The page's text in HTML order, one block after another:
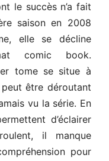
le succès n’a fait
saison en 2008
elle se décline
comic book.
tome se situe à
être déroutant
vu la série. En
d’éclairer
il manque
pour